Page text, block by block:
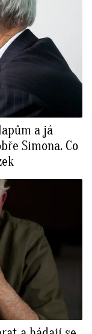
a já
Simona. Co